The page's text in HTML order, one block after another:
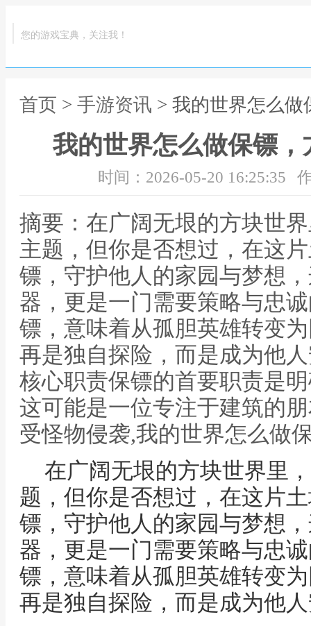
您的游戏宝典，关注我！
首页 > 手游资讯 > 我的世界怎么
我的世界怎么做保镖
时间：2026-05-20 16:25:35
摘要：在广阔无垠的方块世
主题，但你是否想过，在这
镖，守护他人的家园与梦想
器，更是一门需要策略与忠
镖，意味着从孤胆英雄转变
再是独自探险，而是成为他
核心职责保镖的首要职责是
这可能是一位专注于建筑的
受怪物侵袭,我的世界怎么做
在广阔无垠的方块世界里
题，但你是否想过，在这片
镖，守护他人的家园与梦想
器，更是一门需要策略与忠
镖，意味着从孤胆英雄转变
再是独自探险，而是成为他